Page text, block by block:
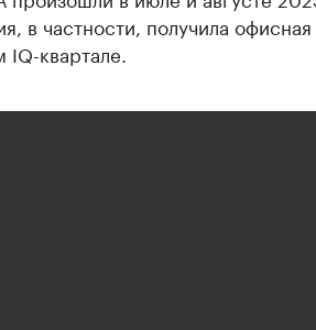
в частности, получила
квартале.